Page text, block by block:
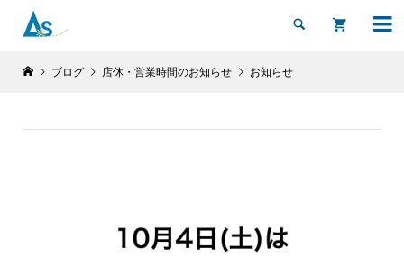
 
ブログ 店休・営業時間のお知らせ お知らせ